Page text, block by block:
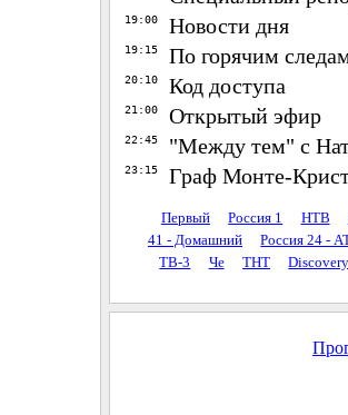
19:00 Новости дня
19:15 По горячим
20:10 Код доступа
21:00 Открытый эфир
22:45 "Между тем" с
23:15 Граф Монте-
Первый Россия 1 НТВ
41 - Домашний
Россия 24 -
ТВ-3
Че ТНТ Discovery